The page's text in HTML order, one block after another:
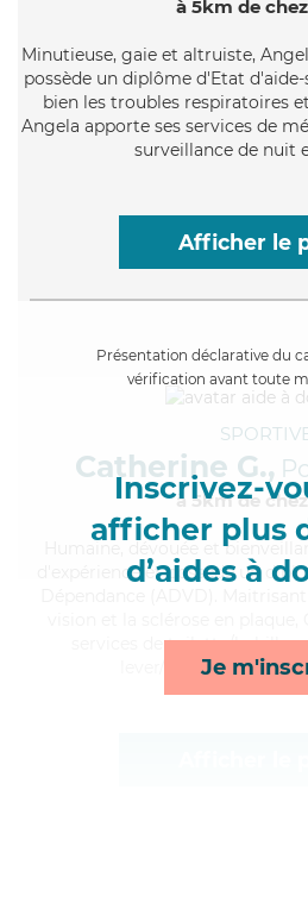
à 5km de
Minutieuse, gaie et altruiste,
possède un diplôme d'Etat
bien les troubles respiratoires
Angela apporte ses services de
surveillance de nuit
Afficher le
Présentation déclarative du
vérification avant toute
Inscrivez-
afficher plus
d’aides à
Je
Catherine G.,
à 5km de
, dévouée et
d'expérience et possède un
services de toilette/
lever/coucher et